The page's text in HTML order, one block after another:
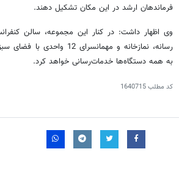
فرماندهان ارشد در این مکان تشکیل دهند.
وی اظهار داشت: در کنار این مجموعه، سالن
رسانه، نمازخانه و
به همه دستگاه‌ها خدمات‌رسانی خواهد کرد.
کد مطلب1640715